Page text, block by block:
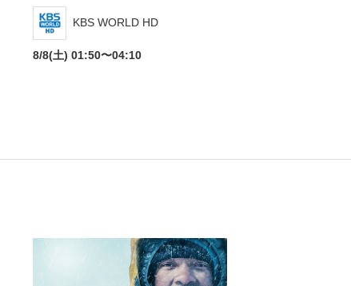
KBS WORLD HD
8/8(土) 01:50〜04:10